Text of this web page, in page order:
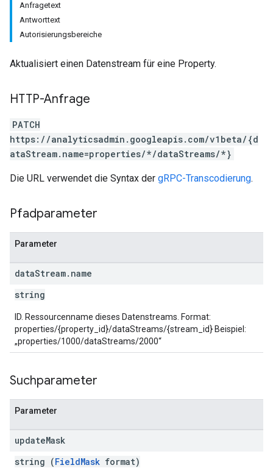
Anfragetext
Antworttext
Autorisierungsbereiche
Aktualisiert einen Datenstream für eine Property.
HTTP-Anfrage
PATCH
https://analyticsadmin.googleapis.com/v1beta/{d
ataStream.name=properties/*/dataStreams/*}
Die URL verwendet die Syntax der gRPC-Transcodierung.
Pfadparameter
Parameter
dataStream. name
string
ID. Ressourcenname dieses Datenstreams. Format:
properties/{property_id}/dataStreams/{stream_id} Beispiel:
„properties/1000/dataStreams/2000“
Suchparameter
Parameter
updateMask
string (FieldMask format)